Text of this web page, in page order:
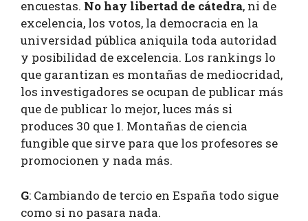
encuestas. No hay libertad de cátedra, ni de
excelencia, los votos, la democracia en la
universidad pública aniquila toda autoridad
y posibilidad de excelencia. Los rankings lo
que garantizan es montañas de mediocridad,
los investigadores se ocupan de publicar más
que de publicar lo mejor, luces más si
produces 30 que 1. Montañas de ciencia
fungible que sirve para que los profesores se
promocionen y nada más.
G: Cambiando de tercio en España todo sigue
como si no pasara nada.